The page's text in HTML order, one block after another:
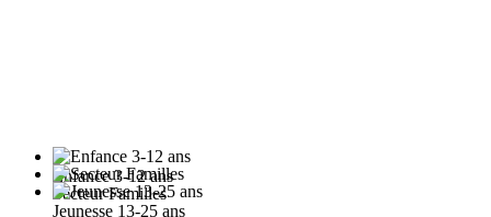
Enfance 3-12 ans
Secteur Familles
Jeunesse 13-25 ans